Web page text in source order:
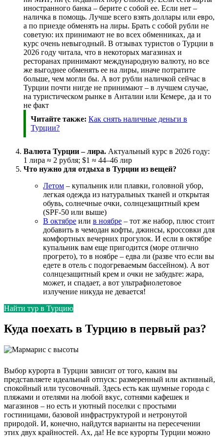
иностранного банка – берите с собой ее. Если нет –
наличка в помощь. Лучше всего взять доллары или евро,
а по приезде обменять на лиры. Брать с собой рубли не
советую: их принимают не во всех обменниках, да и
курс очень невыгодный. В отзывах туристов о Турции в
2026 году читала, что в некоторых магазинах и
ресторанах принимают международную валюту, но все
же выгоднее обменять ее на лиры, иначе потратите
больше, чем могли бы. А вот рубли наличкой сейчас в
Турции почти нигде не принимают – в лучшем случае,
на туристическом рынке в Анталии или Кемере, да и то
не факт
Читайте также: Как снять наличные деньги в
Турции?
Валюта Турции – лира. Актуальный курс в 2026 году:
1 лира ≈ 2 рубля; $1 ≈ 44–46 лир
Что нужно для отдыха в Турции из вещей?
Летом – купальник или плавки, головной убор,
легкая одежда из натуральных тканей и открытая
обувь, солнечные очки, солнцезащитный крем
(SPF-50 или выше)
В октябре или в ноябре – тот же набор, плюс стоит
добавить в чемодан кофты, джинсы, кроссовки для
комфортных вечерних прогулок. И если в октябре
купальник вам еще пригодится (море отлично
прогрето), то в ноябре – едва ли (разве что если вы
едете в отель с подогреваемым бассейном). А вот
солнцезащитный крем и очки не забудьте: жара,
может, и спадает, а вот ультрафиолетовое
излучение никуда не девается!
Найти тур в Турцию
Куда поехать в Турцию в первый раз?
Выбор курорта в Турции зависит от того, каким вы
представляете идеальный отпуск: размеренный или активный,
спокойный или тусовочный. Здесь есть как шумные города с
пляжами и отелями на любой вкус, сотнями кафешек и
магазинов – но есть и уютный поселки с простыми
гостиницами, базовой инфраструктурой и нетронутой
природой. И, конечно, найдутся варианты на пересечении
этих двух крайностей. Ах, да! Не все курорты Турции можно